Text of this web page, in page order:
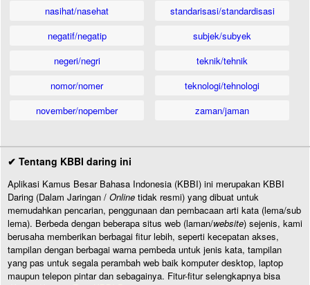
nasihat/nasehat
negatif/negatip
negeri/negri
nomor/nomer
november/nopember
standarisasi/standardisasi
subjek/subyek
teknik/tehnik
teknologi/tehnologi
zaman/jaman
✔ Tentang KBBI daring ini
Aplikasi Kamus Besar Bahasa Indonesia (KBBI) ini merupakan KBBI
Daring (Dalam Jaringan / Online tidak resmi) yang dibuat untuk
memudahkan pencarian, penggunaan dan pembacaan arti kata (lema/sub
lema). Berbeda dengan beberapa situs web (laman/website) sejenis, kami
berusaha memberikan berbagai fitur lebih, seperti kecepatan akses,
tampilan dengan berbagai warna pembeda untuk jenis kata, tampilan
yang pas untuk segala perambah web baik komputer desktop, laptop
maupun telepon pintar dan sebagainya. Fitur-fitur selengkapnya bisa